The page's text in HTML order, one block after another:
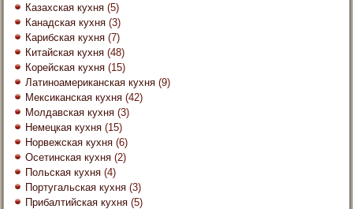
Казахская кухня (5)
Канадская кухня (3)
Карибская кухня (7)
Китайская кухня (48)
Корейская кухня (15)
Латиноамериканская кухня (9)
Мексиканская кухня (42)
Молдавская кухня (3)
Немецкая кухня (15)
Норвежская кухня (6)
Осетинская кухня (2)
Польская кухня (4)
Португальская кухня (3)
Прибалтийская кухня (5)